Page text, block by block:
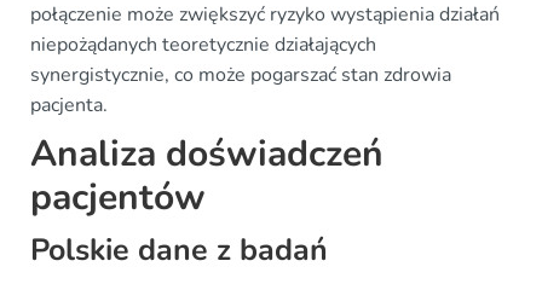
połączenie może zwiększyć ryzyko wystąpienia działań
niepożądanych teoretycznie działających
synergistycznie, co może pogarszać stan zdrowia
pacjenta.
Analiza doświadczeń
pacjentów
Polskie dane z badań